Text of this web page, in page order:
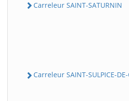
Carreleur SAINT-SATURNIN
Carreleur SAINT-SULPICE-